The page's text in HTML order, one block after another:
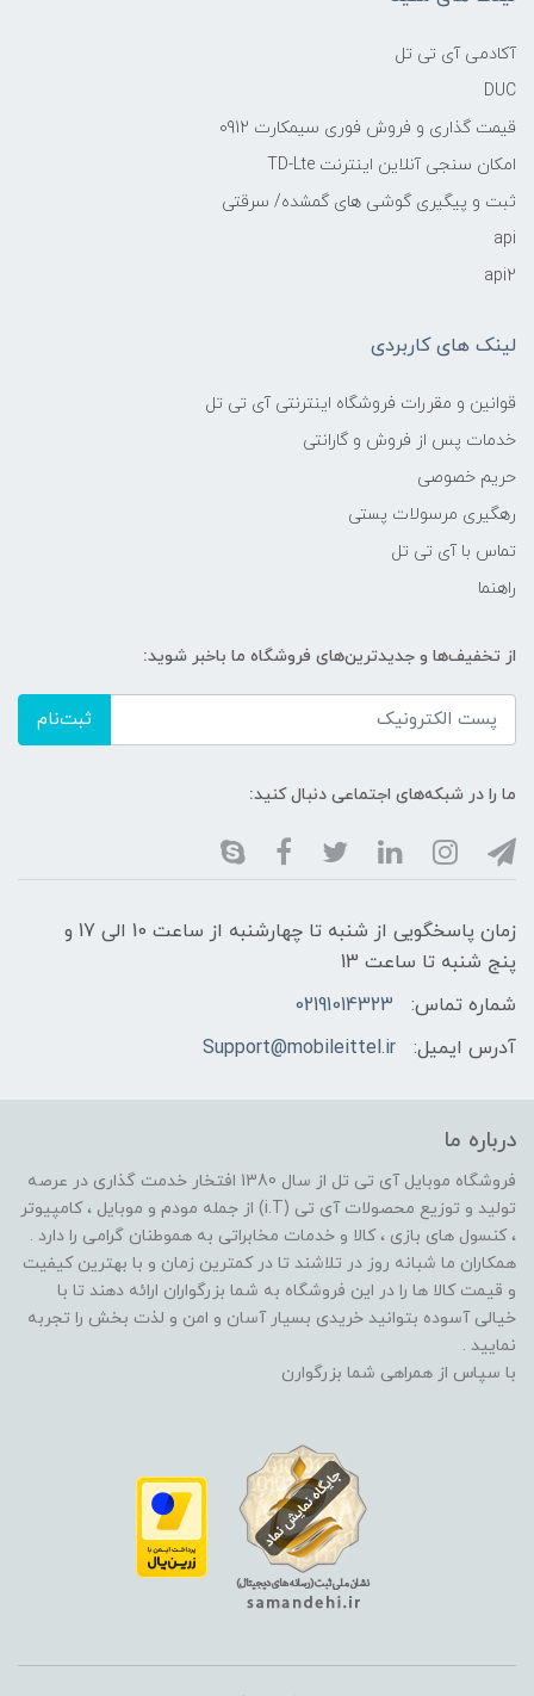
آکادمی آی تی تل
DUC
قیمت گذاری و فروش فوری سیمکارت 0912
امکان سنجی آنلاین اینترنت TD-Lte
ثبت و پیگیری گوشی های گمشده/ سرقتی
api
api2
لینک های کاربردی
قوانین و مقررات فروشگاه اینترنتی آی تی تل
خدمات پس از فروش و گارانتی
حریم خصوصی
رهگیری مرسولات پستی
تماس با آی تی تل
راهنما
از تخفیف‌ها و جدیدترین‌های فروشگاه ما باخبر شوید:
ثبت‌نام
ما را در شبکه‌های اجتماعی دنبال کنید:
زمان پاسخگویی از شنبه تا چهارشنبه از ساعت 10 الی 17 و
پنج شنبه تا ساعت 13
شماره تماس:
02191014323
آدرس ایمیل:
Support@mobileittel.ir
درباره ما
فروشگاه موبایل آی تی تل از سال 1380 افتخار خدمت گذاری در عرصه
تولید و توزیع محصولات آی تی (i.T) از جمله مودم و موبایل ، کامپیوتر
، کنسول های بازی ، کالا و خدمات مخابراتی به هموطنان گرامی را دارد .
همکاران ما شبانه روز در تلاشند تا در کمترین زمان و با بهترین کیفیت
و قیمت کالا ها را در این فروشگاه به شما بزرگواران ارائه دهند تا با
خیالی آسوده بتوانید خریدی بسیار آسان و امن و لذت بخش را تجربه
نمایید .
با سپاس از همراهی شما بزرگوارن